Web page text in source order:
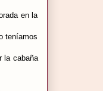
en la
teníamos
la cabaña